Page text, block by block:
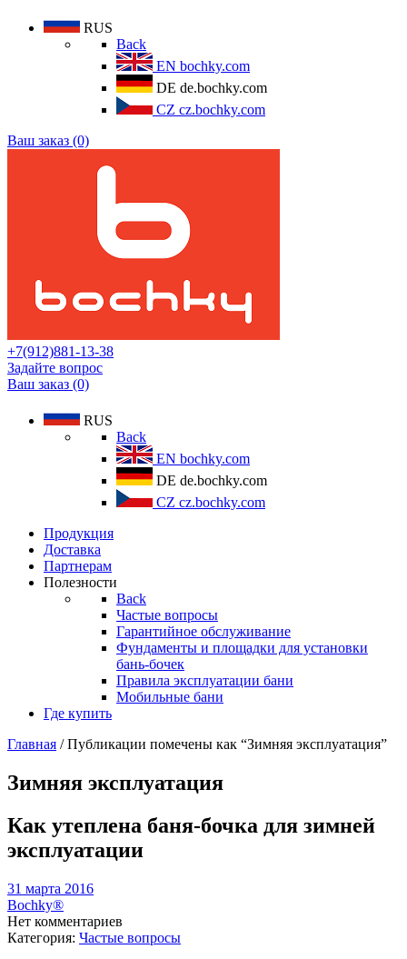
RUS
Back
EN bochky.com
DE de.bochky.com
CZ cz.bochky.com
Ваш заказ (0)
+7(912)881-13-38
Задайте вопрос
Ваш заказ (0)
RUS
Back
EN bochky.com
DE de.bochky.com
CZ cz.bochky.com
Продукция
Доставка
Партнерам
Полезности
Back
Частые вопросы
Гарантийное обслуживание
Фундаменты и площадки для установки
бань-бочек
Правила эксплуатации бани
Мобильные бани
Где купить
Главная / Публикации помечены как “Зимняя эксплуатация”
Зимняя эксплуатация
Как утеплена баня-бочка для зимней
эксплуатации
31 марта 2016
Bochky®
Нет комментариев
Категория: Частые вопросы